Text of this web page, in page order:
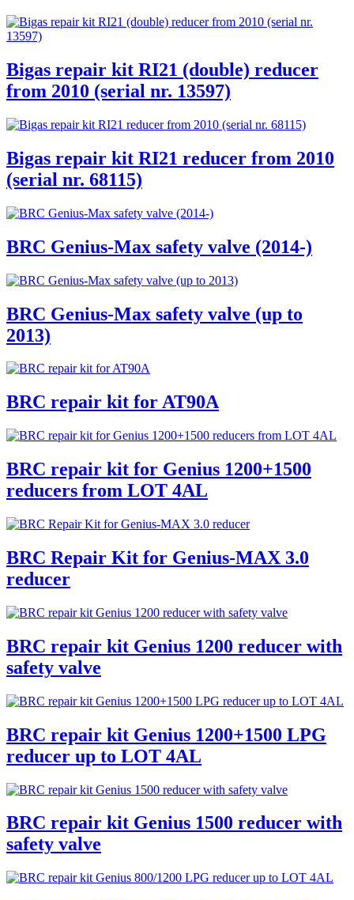
Bigas repair kit RI21 (double) reducer
from 2010 (serial nr. 13597)
Bigas repair kit RI21 reducer from 2010
(serial nr. 68115)
BRC Genius-Max safety valve (2014-)
BRC Genius-Max safety valve (up to
2013)
BRC repair kit for AT90A
BRC repair kit for Genius 1200+1500
reducers from LOT 4AL
BRC Repair Kit for Genius-MAX 3.0
reducer
BRC repair kit Genius 1200 reducer with
safety valve
BRC repair kit Genius 1200+1500 LPG
reducer up to LOT 4AL
BRC repair kit Genius 1500 reducer with
safety valve